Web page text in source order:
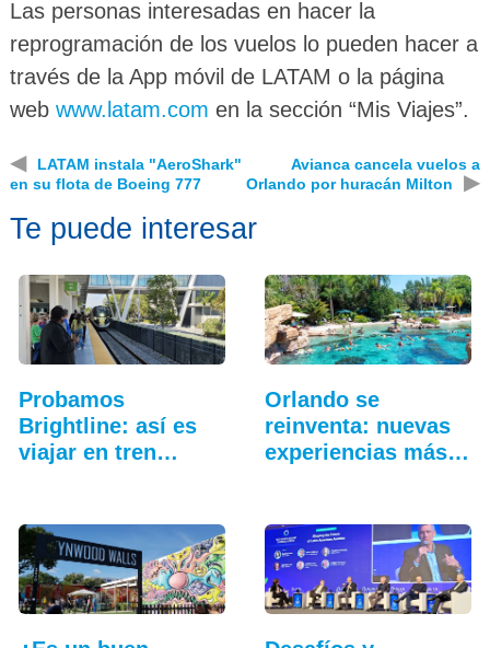
Las personas interesadas en hacer la
reprogramación de los vuelos lo pueden hacer a
través de la App móvil de LATAM o la página
web www.latam.com en la sección “Mis Viajes”.
◀
LATAM instala "AeroShark"
en su flota de Boeing 777
Avianca cancela vuelos a
Orlando por huracán Milton
▶
Te puede interesar
Probamos
Brightline: así es
viajar en tren
Orlando se
reinventa: nuevas
experiencias más